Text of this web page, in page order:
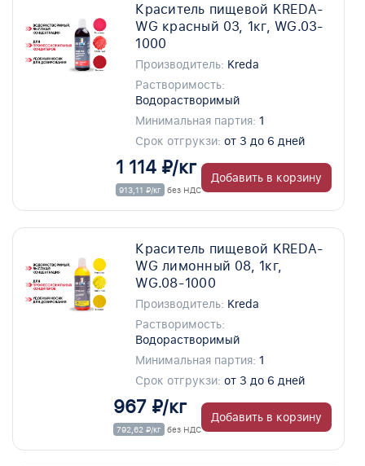
Краситель пищевой KREDA-
WG красный 03, 1кг, WG.03-
1000
Производитель: Kreda
Растворимость:
Водорастворимый
Минимальная партия: 1
Срок отгрукзи: от 3 до 6 дней
1 114 ₽/кг
913,11 ₽/кг без НДС
Добавить в корзину
Краситель пищевой KREDA-
WG лимонный 08, 1кг,
WG.08-1000
Производитель: Kreda
Растворимость:
Водорастворимый
Минимальная партия: 1
Срок отгрукзи: от 3 до 6 дней
967 ₽/кг
792,62 ₽/кг без НДС
Добавить в корзину